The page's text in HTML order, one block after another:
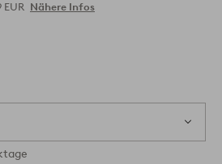
EUR Nähere Infos